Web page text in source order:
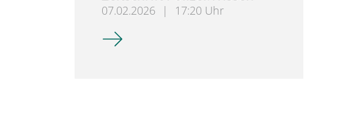
07.02.2026 |
17:20 Uhr
Wohnungslosigkeit und Polizei – Neues